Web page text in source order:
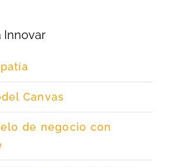
Innovar
Canvas
de negocio con